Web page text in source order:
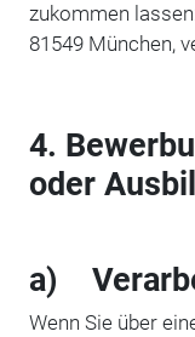
zukommen
81549 München,
4.
oder
a)
Wenn Sie über